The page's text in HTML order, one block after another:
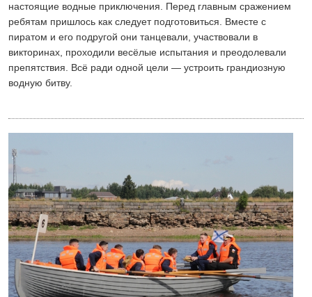
настоящие водные приключения. Перед главным сражением
ребятам пришлось как следует подготовиться. Вместе с
пиратом и его подругой они танцевали, участвовали в
викторинах, проходили весёлые испытания и преодолевали
препятствия. Всё ради одной цели — устроить грандиозную
водную битву.